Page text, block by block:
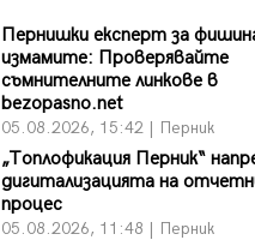
Пернишки експерт за
измамите: Проверявайте
съмнителните линкове в
bezopasno.net
05.08.2026, 15:42 | Перник
„Топлофикация Перник“
дигитализацията на
процес
05.08.2026, 11:48 | Перник